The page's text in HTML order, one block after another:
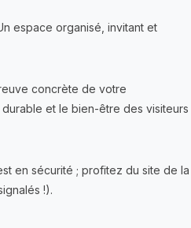
espace organisé, invitant et
concrète de votre
et le bien-être des visiteurs
en sécurité ; profitez du site de la
!).